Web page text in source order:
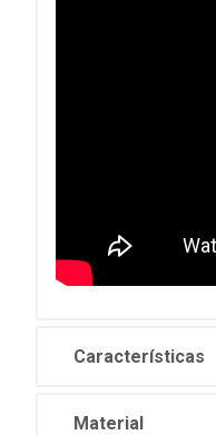
Características
Material